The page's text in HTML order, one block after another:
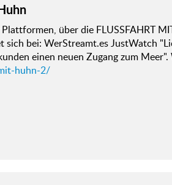
über die FLUSSFAHRT
sich bei: WerStreamt.es JustWatch
einen neuen Zugang zum
huhn-2/